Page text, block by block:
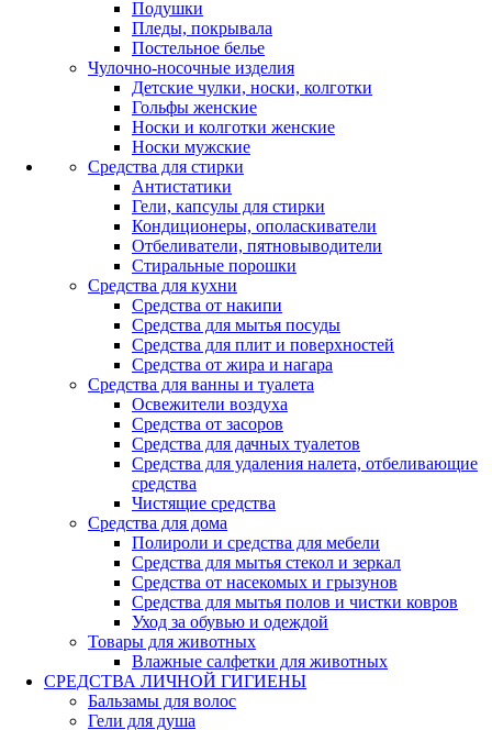
Подушки
Пледы, покрывала
Постельное белье
Чулочно-носочные изделия
Детские чулки, носки, колготки
Гольфы женские
Носки и колготки женские
Носки мужские
Средства для стирки
Антистатики
Гели, капсулы для стирки
Кондиционеры, ополаскиватели
Отбеливатели, пятновыводители
Стиральные порошки
Средства для кухни
Средства от накипи
Средства для мытья посуды
Средства для плит и поверхностей
Средства от жира и нагара
Средства для ванны и туалета
Освежители воздуха
Средства от засоров
Средства для дачных туалетов
Средства для удаления налета, отбеливающие
средства
Чистящие средства
Средства для дома
Полироли и средства для мебели
Средства для мытья стекол и зеркал
Средства от насекомых и грызунов
Средства для мытья полов и чистки ковров
Уход за обувью и одеждой
Товары для животных
Влажные салфетки для животных
СРЕДСТВА ЛИЧНОЙ ГИГИЕНЫ
Бальзамы для волос
Гели для душа